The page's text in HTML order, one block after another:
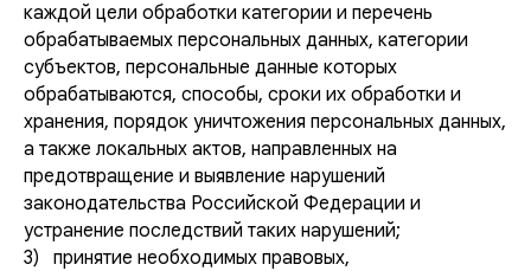
каждой цели обработки категории и перечень
обрабатываемых персональных данных, категории
субъектов, персональные данные которых
обрабатываются, способы, сроки их обработки и
хранения, порядок уничтожения персональных данных,
а также локальных актов, направленных на
предотвращение и выявление нарушений
законодательства Российской Федерации и
устранение последствий таких нарушений;
3) принятие необходимых правовых,